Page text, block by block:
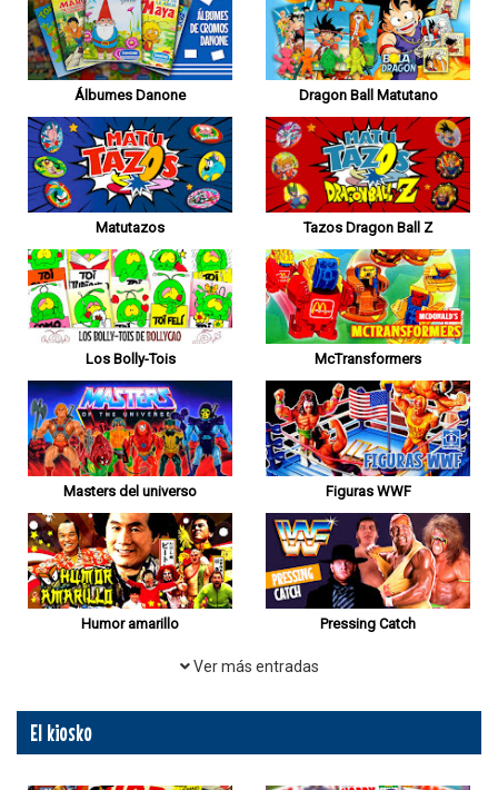
Álbumes Danone Dragon Ball Matutano
Matutazos Tazos Dragon Ball Z
Los Bolly-Tois McTransformers
Masters del universo Figuras WWF
Humor amarillo Pressing Catch
Ver más entradas
El kiosko